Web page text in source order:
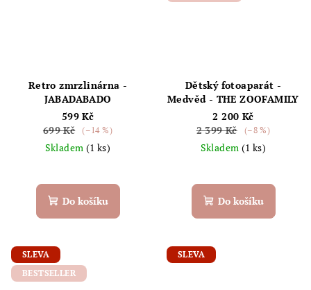
Retro zmrzlinárna -
JABADABADO
599 Kč
699 Kč
(–14 %)
Skladem (1 ks)
Do košíku
Dětský fotoaparát -
Medvěd - THE ZOOFAMILY
2 200 Kč
2 399 Kč
(–8 %)
Skladem (1 ks)
Do košíku
SLEVA
BESTSELLER
SLEVA